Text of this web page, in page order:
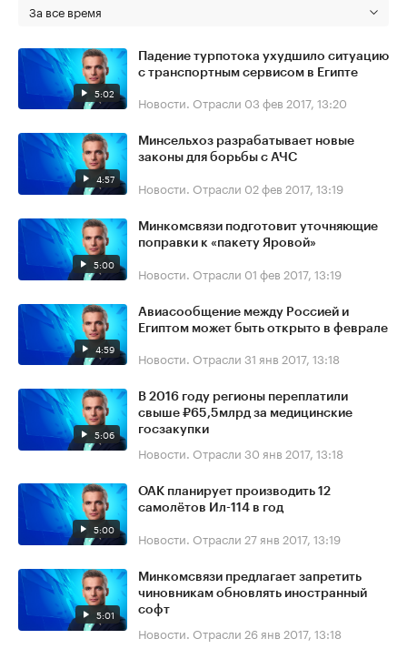
За все время
5:02
Падение турпотока ухудшило ситуацию
с транспортным сервисом в Египте
Новости. Отрасли 03 фев 2017, 13:20
4:57
Минсельхоз разрабатывает новые
законы для борьбы с АЧС
Новости. Отрасли 02 фев 2017, 13:19
5:00
Минкомсвязи подготовит уточняющие
поправки к «пакету Яровой»
Новости. Отрасли 01 фев 2017, 13:19
4:59
Авиасообщение между Россией и
Египтом может быть открыто в феврале
Новости. Отрасли 31 янв 2017, 13:18
5:06
В 2016 году регионы переплатили
свыше ₽65,5млрд за медицинские
госзакупки
Новости. Отрасли 30 янв 2017, 13:18
5:00
ОАК планирует производить 12
самолётов Ил-114 в год
Новости. Отрасли 27 янв 2017, 13:19
5:01
Минкомсвязи предлагает запретить
чиновникам обновлять иностранный
софт
Новости. Отрасли 26 янв 2017, 13:18